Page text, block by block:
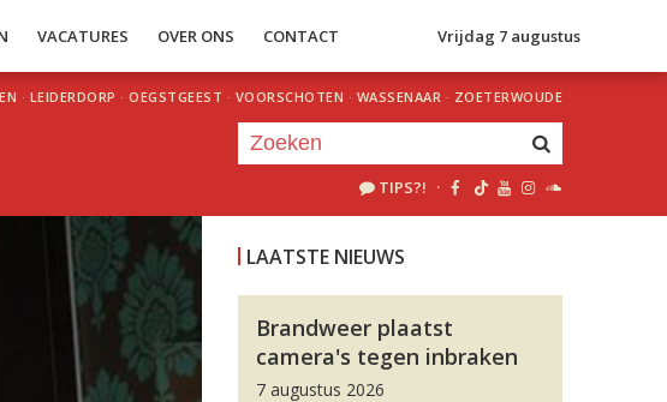
VACATURES OVER ONS CONTACT Vrijdag 7 augustus
· LEIDERDORP · OEGSTGEEST · VOORSCHOTEN · WASSENAAR · ZOETERWOUDE
TIPS?! ·
LAATSTE NIEUWS
Brandweer plaatst
camera's tegen inbraken
7 augustus 2026